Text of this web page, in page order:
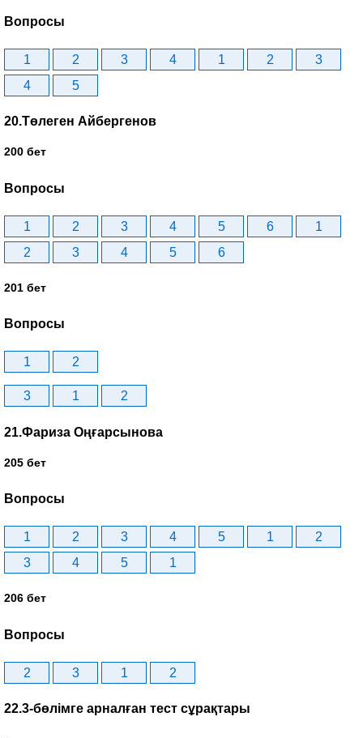
Вопросы
1 2 3 4 1 2
3
4
5
20.Төлеген Айбергенов
200 бет
Вопросы
1 2 3 4 5 6
1
2
3 4 5 6
201 бет
Вопросы
1 2
3 1 2
21.Фариза Оңғарсынова
205 бет
Вопросы
1 2 3 4 5 1
2
3
4 5 1
206 бет
Вопросы
2 3 1 2
22.3-бөлімге арналған тест сұрақтары